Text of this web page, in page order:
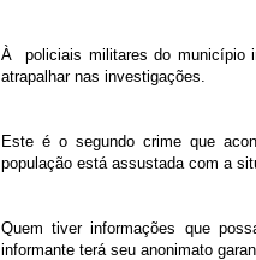
Àpoliciais militares do município
atrapalhar nas investigações.
Este é o segundo crime que
população está assustada com a
Quem tiver informações que
informante terá seu anonimato